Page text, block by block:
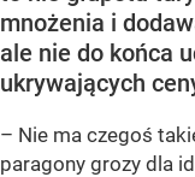
mnożenia i
ale nie do końca
ukrywających
– Nie ma czegoś
paragony grozy dla